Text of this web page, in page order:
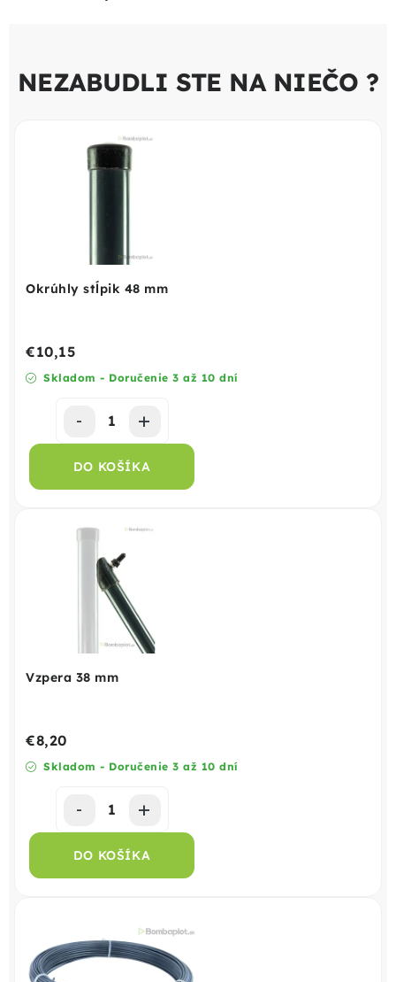
NEZABUDLI STE NA NIEČO ?
Okrúhly stĺpik 48 mm
Skladom - Doručenie 3 až 10 dní
€10,15
DO KOŠÍKA
Vzpera 38 mm
Skladom - Doručenie 3 až 10 dní
€8,20
DO KOŠÍKA